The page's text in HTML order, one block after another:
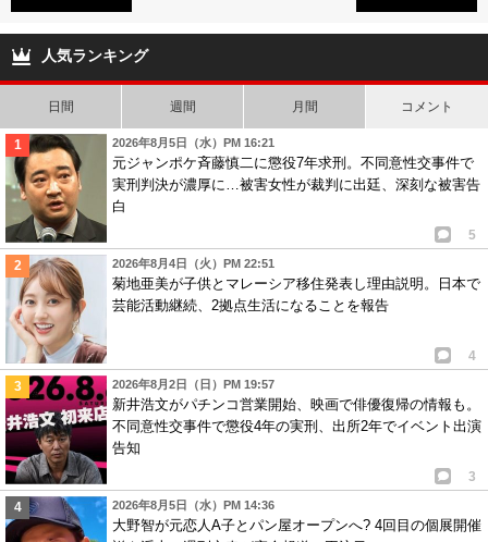
人気ランキング
日間 週間 月間 コメント
2026年8月5日（水）PM 16:21
元ジャンポケ斉藤慎二に懲役7年求刑。不同意性交事件で
実刑判決が濃厚に…被害女性が裁判に出廷、深刻な被害告
白
5
2026年8月4日（火）PM 22:51
菊地亜美が子供とマレーシア移住発表し理由説明。日本で
芸能活動継続、2拠点生活になることを報告
4
2026年8月2日（日）PM 19:57
新井浩文がパチンコ営業開始、映画で俳優復帰の情報も。
不同意性交事件で懲役4年の実刑、出所2年でイベント出演
告知
3
2026年8月5日（水）PM 14:36
大野智が元恋人A子とパン屋オープンへ? 4回目の個展開催